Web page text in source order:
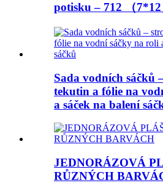
potisku – 712 （7*12
Sada vodních sáčků
tekutin a fólie na
a sáček na balení
JEDNORÁZOVÁ
RŮZNÝCH